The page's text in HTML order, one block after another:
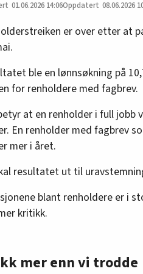
01.06.2026 14:06 08.06.2026
er over etter at
ble en lønnsøkning på
for renholdere med fagbrev.
at en renholder i full jobb
En renholder med fagbrev
mer i året.
resultatet ut til
blant renholdere er i
kritikk.
mer enn vi trodde